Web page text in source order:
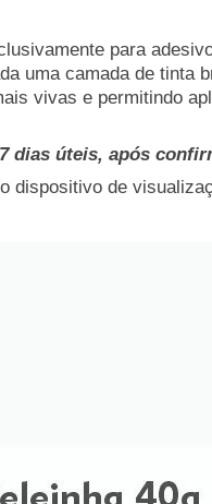
para
uma camada de tinta
vivas e permitindo
dias úteis, após
dispositivo de